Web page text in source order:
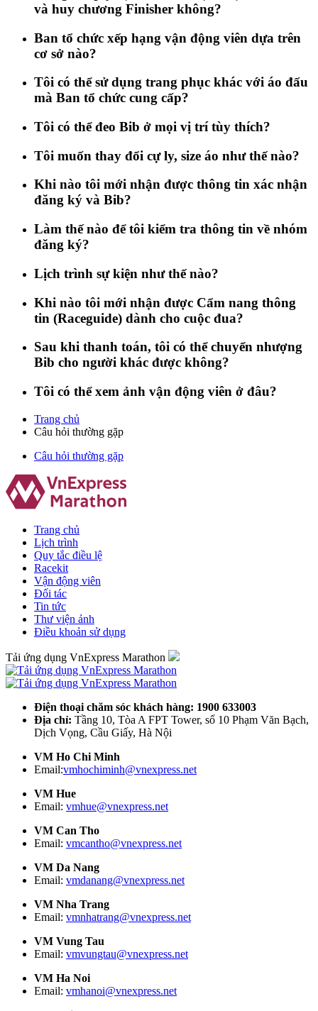
và huy chương Finisher không?
Ban tổ chức xếp hạng vận động viên dựa trên
cơ sở nào?
Tôi có thể sử dụng trang phục khác với áo đấu
mà Ban tổ chức cung cấp?
Tôi có thể đeo Bib ở mọi vị trí tùy thích?
Tôi muốn thay đổi cự ly, size áo như thế nào?
Khi nào tôi mới nhận được thông tin xác nhận
đăng ký và Bib?
Làm thế nào để tôi kiểm tra thông tin về nhóm
đăng ký?
Lịch trình sự kiện như thế nào?
Khi nào tôi mới nhận được Cẩm nang thông
tin (Raceguide) dành cho cuộc đua?
Sau khi thanh toán, tôi có thể chuyển nhượng
Bib cho người khác được không?
Tôi có thể xem ảnh vận động viên ở đâu?
Trang chủ
Câu hỏi thường gặp
Câu hỏi thường gặp
Trang chủ
Lịch trình
Quy tắc điều lệ
Racekit
Vận động viên
Đối tác
Tin tức
Thư viện ảnh
Điều khoản sử dụng
Tải ứng dụng VnExpress Marathon
Điện thoại chăm sóc khách hàng: 1900 633003
Địa chỉ: Tầng 10, Tòa A FPT Tower, số 10 Phạm Văn Bạch,
Dịch Vọng, Cầu Giấy, Hà Nội
VM Ho Chi Minh
Email:vmhochiminh@vnexpress.net
VM Hue
Email: vmhue@vnexpress.net
VM Can Tho
Email: vmcantho@vnexpress.net
VM Da Nang
Email: vmdanang@vnexpress.net
VM Nha Trang
Email: vmnhatrang@vnexpress.net
VM Vung Tau
Email: vmvungtau@vnexpress.net
VM Ha Noi
Email: vmhanoi@vnexpress.net